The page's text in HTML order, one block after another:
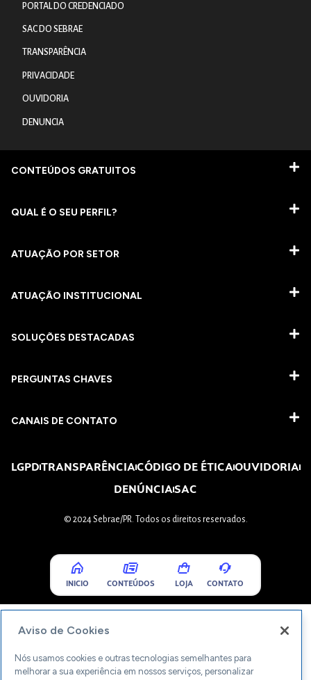
PORTAL DO CREDENCIADO
SAC DO SEBRAE
TRANSPARÊNCIA
PRIVACIDADE
OUVIDORIA
DENUNCIA
CONTEÚDOS GRATUITOS
QUAL É O SEU PERFIL?
ATUAÇÃO POR SETOR
ATUAÇÃO INSTITUCIONAL
SOLUÇÕES DESTACADAS
PERGUNTAS CHAVES​
CANAIS DE CONTATO
LGPDTRANSPARÊNCIACÓDIGO DE ÉTICAOUVIDORIA
DENÚNCIASAC
© 2024 Sebrae/PR. Todos os direitos reservados.
INICIO CONTEÚDOS LOJA CONTATO
Aviso de Cookies
Nós usamos cookies e outras tecnologias semelhantes para
melhorar a sua experiência em nossos serviços, personalizar